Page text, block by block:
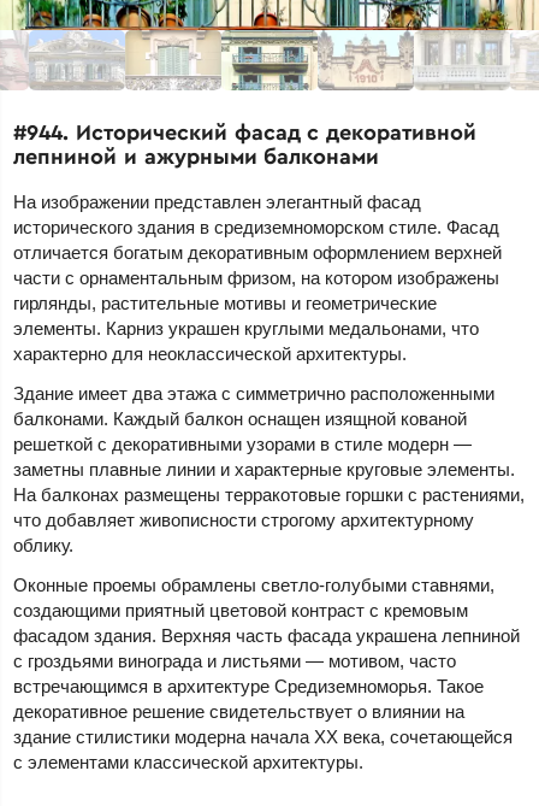
#944. Исторический фасад с декоративной
лепниной и ажурными балконами
На изображении представлен элегантный фасад
исторического здания в средиземноморском стиле. Фасад
отличается богатым декоративным оформлением верхней
части с орнаментальным фризом, на котором изображены
гирлянды, растительные мотивы и геометрические
элементы. Карниз украшен круглыми медальонами, что
характерно для неоклассической архитектуры.
Здание имеет два этажа с симметрично расположенными
балконами. Каждый балкон оснащен изящной кованой
решеткой с декоративными узорами в стиле модерн —
заметны плавные линии и характерные круговые элементы.
На балконах размещены терракотовые горшки с растениями,
что добавляет живописности строгому архитектурному
облику.
Оконные проемы обрамлены светло-голубыми ставнями,
создающими приятный цветовой контраст с кремовым
фасадом здания. Верхняя часть фасада украшена лепниной
с гроздьями винограда и листьями — мотивом, часто
встречающимся в архитектуре Средиземноморья. Такое
декоративное решение свидетельствует о влиянии на
здание стилистики модерна начала XX века, сочетающейся
с элементами классической архитектуры.